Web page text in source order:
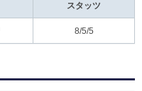
スタッツ
8/5/5